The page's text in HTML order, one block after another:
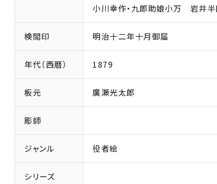
小川幸作・九郎助娘小万 岩井
検閲印 明治十二年十月御届
年代（西暦） 1879
板元 廣瀬光太郎
彫師
ジャンル 役者絵
シリーズ